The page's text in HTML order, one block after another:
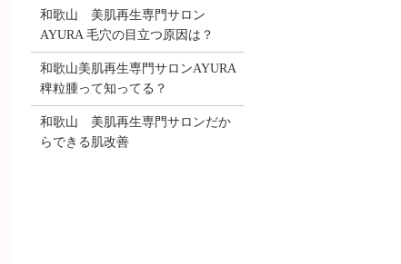
和歌山 美肌再生専門サロン
AYURA 毛穴の目立つ原因は？
和歌山美肌再生専門サロンAYURA
稗粒腫って知ってる？
和歌山 美肌再生専門サロンだか
らできる肌改善